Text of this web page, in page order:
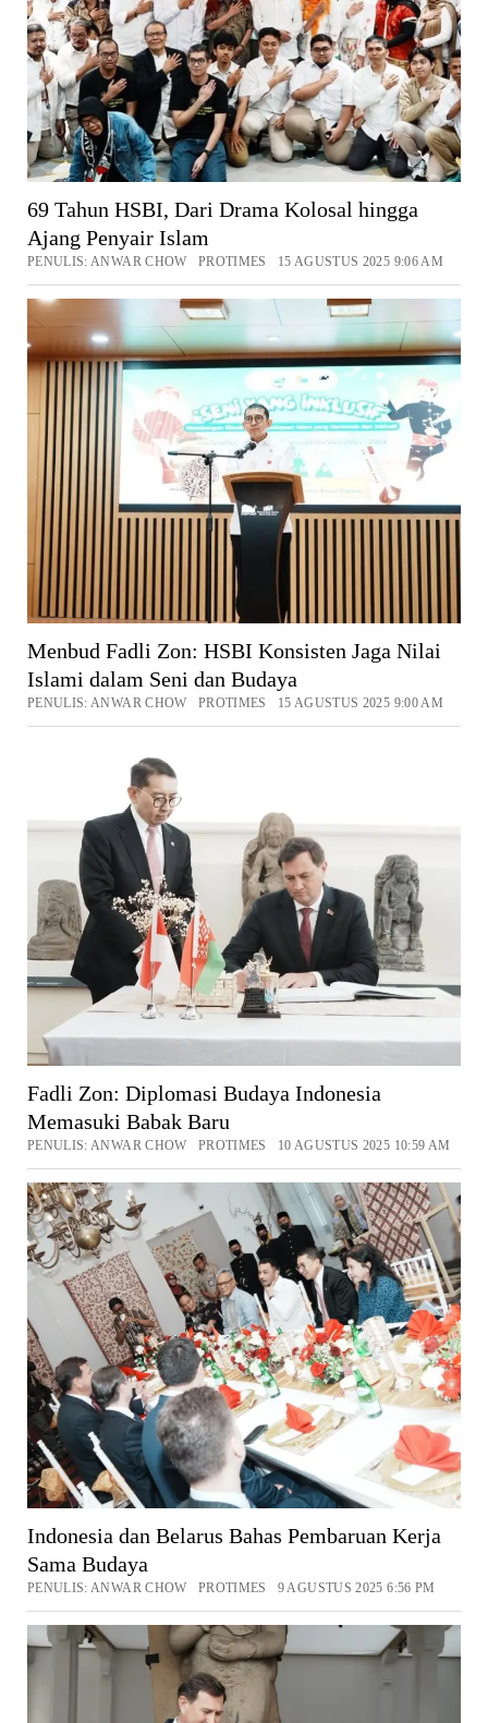
69 Tahun HSBI, Dari Drama Kolosal hingga
Ajang Penyair Islam
PENULIS: ANWAR CHOW PROTIMES 15 AGUSTUS 2025 9:06 AM
Menbud Fadli Zon: HSBI Konsisten Jaga Nilai
Islami dalam Seni dan Budaya
PENULIS: ANWAR CHOW PROTIMES 15 AGUSTUS 2025 9:00 AM
Fadli Zon: Diplomasi Budaya Indonesia
Memasuki Babak Baru
PENULIS: ANWAR CHOW PROTIMES 10 AGUSTUS 2025 10:59 AM
Indonesia dan Belarus Bahas Pembaruan Kerja
Sama Budaya
PENULIS: ANWAR CHOW PROTIMES 9 AGUSTUS 2025 6:56 PM